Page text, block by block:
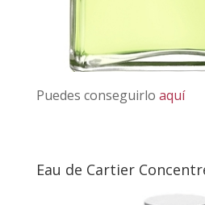
Puedes conseguirlo aquí
Eau de Cartier